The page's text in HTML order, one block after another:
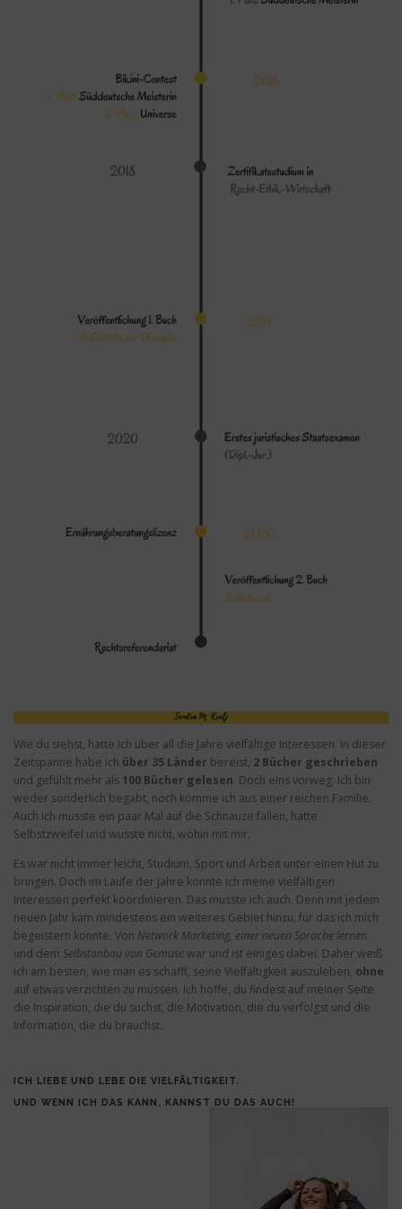
Wie du siehst, hatte ich über all die Jahre vielfältige Interessen. In dieser
Zeitspanne habe ich über 35 Länder bereist, 2 Bücher geschrieben
und gefühlt mehr als 100 Bücher gelesen. Doch eins vorweg: Ich bin
weder sonderlich begabt, noch komme ich aus einer reichen Familie.
Auch ich musste ein paar Mal auf die Schnauze fallen, hatte
Selbstzweifel und wusste nicht, wohin mit mir.
Es war nicht immer leicht, Studium, Sport und Arbeit unter einen Hut zu
bringen. Doch im Laufe der Jahre konnte ich meine vielfältigen
Interessen perfekt koordinieren. Das musste ich auch. Denn mit jedem
neuen Jahr kam mindestens ein weiteres Gebiet hinzu, für das ich mich
begeistern konnte. Von Network Marketing, einer neuen Sprache lernen
und dem Selbstanbau von Gemüsewar und ist einiges dabei. Daher weiß
ich am besten, wie man es schafft, seine Vielfältigkeit auszuleben, ohne
auf etwas verzichten zu müssen. Ich hoffe, du findest auf meiner Seite
die Inspiration, die du suchst, die Motivation, die du verfolgst und die
Information, die du brauchst.
ICH LIEBE UND LEBE DIE VIELFÄLTIGKEIT.
UND WENN ICH DAS KANN, KANNST DU DAS AUCH!